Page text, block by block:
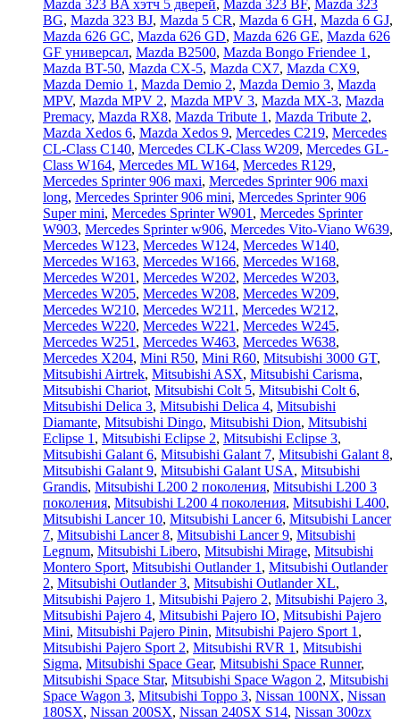
Mazda 323 BA хэтч 5 дверей, Mazda 323 BF, Mazda 323
BG, Mazda 323 BJ, Mazda 5 CR, Mazda 6 GH, Mazda 6 GJ,
Mazda 626 GC, Mazda 626 GD, Mazda 626 GE, Mazda 626
GF универсал, Mazda B2500, Mazda Bongo Friendee 1 ,
Mazda BT-50, Mazda CX-5, Mazda CX7, Mazda CX9,
Mazda Demio 1 , Mazda Demio 2, Mazda Demio 3, Mazda
MPV, Mazda MPV 2, Mazda MPV 3, Mazda MX-3, Mazda
Premacy, Mazda RX8, Mazda Tribute 1 , Mazda Tribute 2,
Mazda Xedos 6, Mazda Xedos 9, Mercedes C219, Mercedes
CL-Class C140, Mercedes CLK-Class W209, Mercedes GL-
Class W164, Mercedes ML W164, Mercedes R129,
Mercedes Sprinter 906 maxi, Mercedes Sprinter 906 maxi
long, Mercedes Sprinter 906 mini, Mercedes Sprinter 906
Super mini, Mercedes Sprinter W901 , Mercedes Sprinter
W903, Mercedes Sprinter w906, Mercedes Vito-Viano W639,
Mercedes W123, Mercedes W124, Mercedes W140,
Mercedes W163, Mercedes W166, Mercedes W168,
Mercedes W201 , Mercedes W202, Mercedes W203,
Mercedes W205, Mercedes W208, Mercedes W209,
Mercedes W210, Mercedes W211 , Mercedes W212,
Mercedes W220, Mercedes W221 , Mercedes W245,
Mercedes W251 , Mercedes W463, Mercedes W638,
Mercedes X204, Mini R50, Mini R60, Mitsubishi 3000 GT,
Mitsubishi Airtrek, Mitsubishi ASX, Mitsubishi Carisma,
Mitsubishi Chariot, Mitsubishi Colt 5, Mitsubishi Colt 6,
Mitsubishi Delica 3, Mitsubishi Delica 4, Mitsubishi
Diamante, Mitsubishi Dingo, Mitsubishi Dion, Mitsubishi
Eclipse 1 , Mitsubishi Eclipse 2, Mitsubishi Eclipse 3,
Mitsubishi Galant 6, Mitsubishi Galant 7, Mitsubishi Galant 8,
Mitsubishi Galant 9, Mitsubishi Galant USA, Mitsubishi
Grandis, Mitsubishi L200 2 поколения, Mitsubishi L200 3
поколения, Mitsubishi L200 4 поколения, Mitsubishi L400,
Mitsubishi Lancer 10, Mitsubishi Lancer 6, Mitsubishi Lancer
7, Mitsubishi Lancer 8, Mitsubishi Lancer 9, Mitsubishi
Legnum, Mitsubishi Libero, Mitsubishi Mirage, Mitsubishi
Montero Sport, Mitsubishi Outlander 1 , Mitsubishi Outlander
2, Mitsubishi Outlander 3, Mitsubishi Outlander XL,
Mitsubishi Pajero 1 , Mitsubishi Pajero 2, Mitsubishi Pajero 3,
Mitsubishi Pajero 4, Mitsubishi Pajero IO, Mitsubishi Pajero
Mini, Mitsubishi Pajero Pinin, Mitsubishi Pajero Sport 1 ,
Mitsubishi Pajero Sport 2, Mitsubishi RVR 1 , Mitsubishi
Sigma, Mitsubishi Space Gear, Mitsubishi Space Runner,
Mitsubishi Space Star, Mitsubishi Space Wagon 2, Mitsubishi
Space Wagon 3, Mitsubishi Toppo 3, Nissan 100NX, Nissan
180SX, Nissan 200SX, Nissan 240SX S14, Nissan 300zx